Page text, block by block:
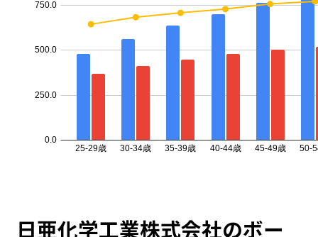
日亜化学工業株式会社のボー